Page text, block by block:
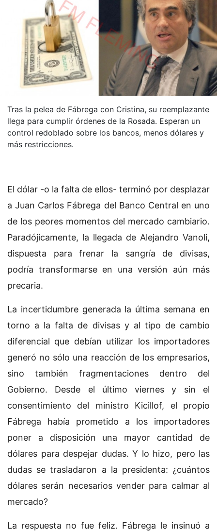
Tras la pelea de Fábrega con Cristina, su reemplazante
llega para cumplir órdenes de la Rosada. Esperan un
control redoblado sobre los bancos, menos dólares y
más restricciones.
El dólar -o la falta de ellos- terminó por desplazar
a Juan Carlos Fábrega del Banco Central en uno
de los peores momentos del mercado cambiario.
Paradójicamente, la llegada de Alejandro Vanoli,
dispuesta para frenar la sangría de divisas,
podría transformarse en una versión aún más
precaria.
La incertidumbre generada la última semana en
torno a la falta de divisas y al tipo de cambio
diferencial que debían utilizar los importadores
generó no sólo una reacción de los empresarios,
sino también fragmentaciones dentro del
Gobierno. Desde el último viernes y sin el
consentimiento del ministro Kicillof, el propio
Fábrega había prometido a los importadores
poner a disposición una mayor cantidad de
dólares para despejar dudas. Y lo hizo, pero las
dudas se trasladaron a la presidenta: ¿cuántos
dólares serán necesarios vender para calmar al
mercado?
La respuesta no fue feliz. Fábrega le insinuó a